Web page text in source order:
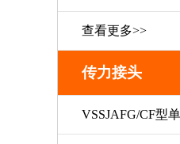
查看更多>>
传力接头
VSSJAFG/CF型